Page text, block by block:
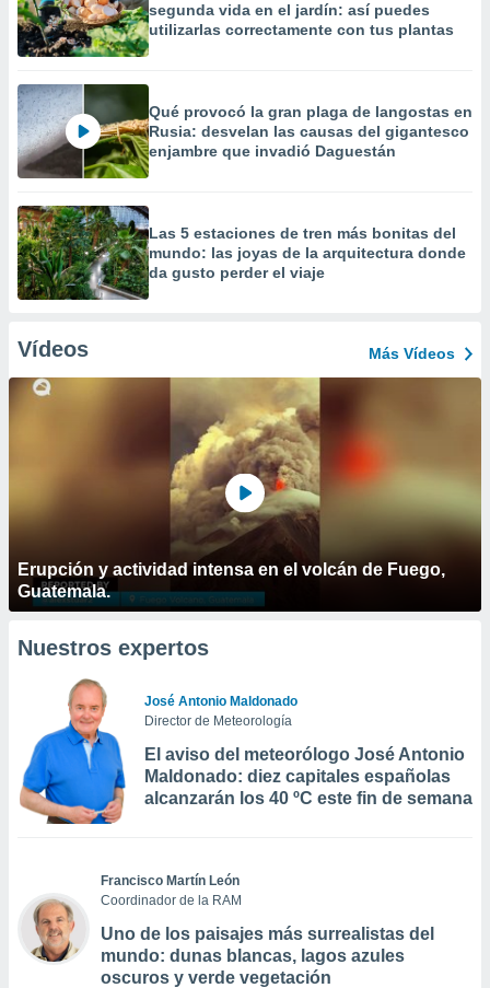
segunda vida en el jardín: así puedes
utilizarlas correctamente con tus plantas
Qué provocó la gran plaga de langostas en
Rusia: desvelan las causas del gigantesco
enjambre que invadió Daguestán
Las 5 estaciones de tren más bonitas del
mundo: las joyas de la arquitectura donde
da gusto perder el viaje
Vídeos Más Vídeos
Erupción y actividad intensa en el volcán de Fuego,
Guatemala.
Nuestros expertos
José Antonio Maldonado
Director de Meteorología
El aviso del meteorólogo José Antonio
Maldonado: diez capitales españolas
alcanzarán los 40 ºC este fin de semana
Francisco Martín León
Coordinador de la RAM
Uno de los paisajes más surrealistas del
mundo: dunas blancas, lagos azules
oscuros y verde vegetación